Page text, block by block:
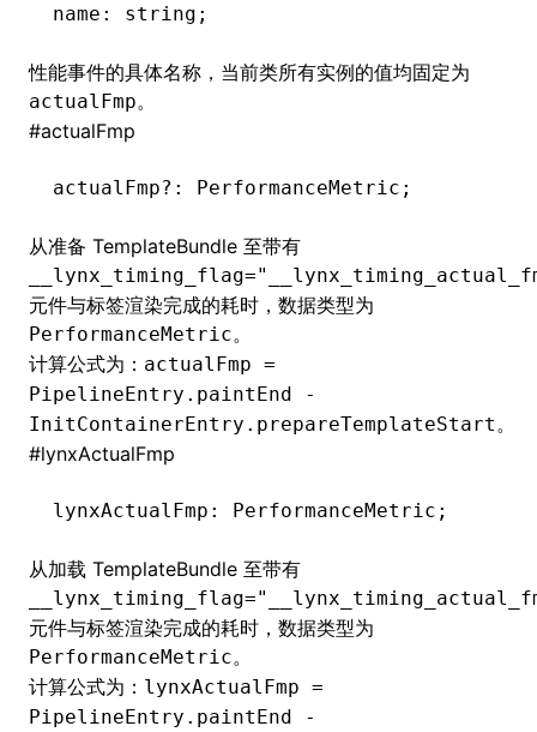
name : string;
性能事件的具体名称，当前类所有实例的值均固定为
actualFmp。
#actualFmp
actualFmp?: PerformanceMetric;
从准备 TemplateBundle 至带有
元件与标签渲染完成的耗时，数据类型为
PerformanceMetric。
计算公式为： actualFmp =
PipelineEntry.paintEnd -
InitContainerEntry.prepareTemplateStart 。
#lynxActualFmp
lynxActualFmp : PerformanceMetric;
从加载 TemplateBundle 至带有
元件与标签渲染完成的耗时，数据类型为
PerformanceMetric。
计算公式为： lynxActualFmp =
PipelineEntry.paintEnd -